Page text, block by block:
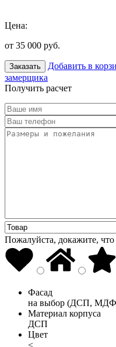
Цена:
от 35 000 руб.
Заказать Добавить в
замерщика
Получить расчет
Пожалуйста, докажите,
Фасад
на выбор (ДСП,
Материал корпуса
ДСП
Цвет
<